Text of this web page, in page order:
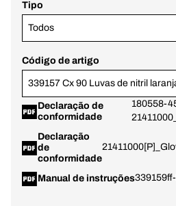
Tipo
Todos
Código de artigo
339157 Cx 90 Luvas de nitril
Declaração de
conformidade
180558-
Declaração
de
conformidade
Manual de instruções